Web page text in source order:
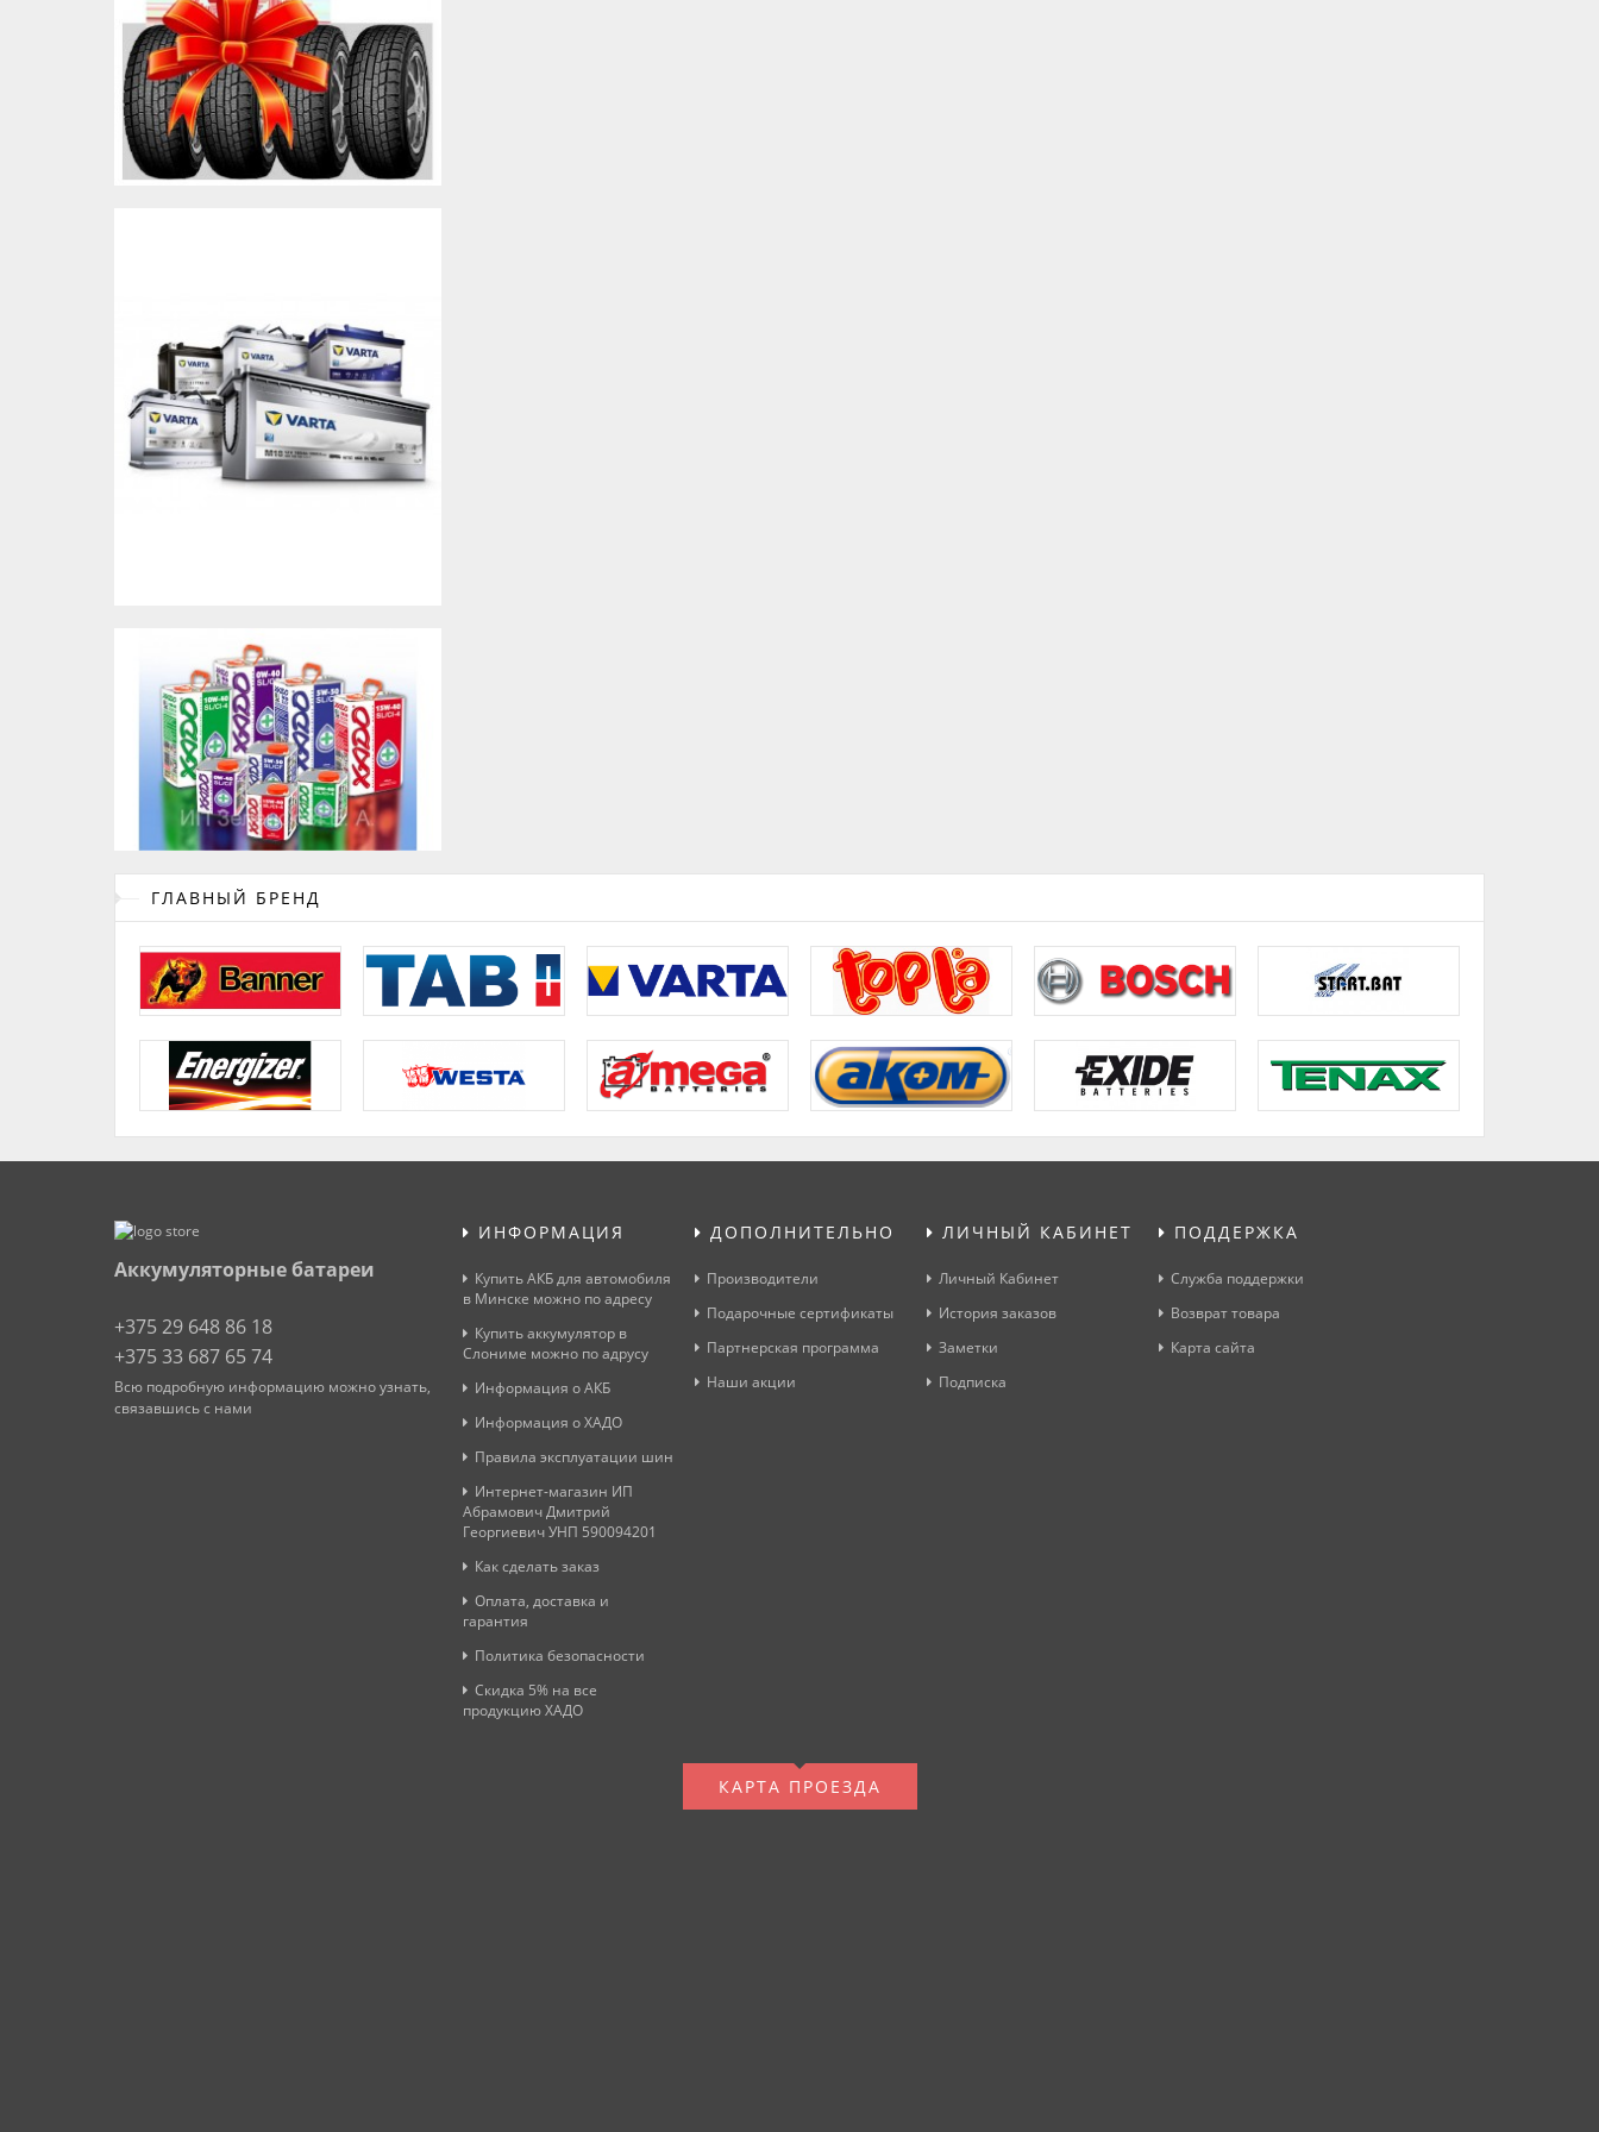
ГЛАВНЫЙ БРЕНД
Аккумуляторные батареи
+375 29 648 86 18
+375 33 687 65 74
Всю подробную информацию можно узнать,
связавшись с нами
ИНФОРМАЦИЯ
Купить АКБ для автомобиля
в Минске можно по адресу
Купить аккумулятор в
Слониме можно по адрусу
Информация о АКБ
Информация о ХАДО
Правила эксплуатации шин
Интернет-магазин ИП
Абрамович Дмитрий
Георгиевич УНП 590094201
Как сделать заказ
Оплата, доставка и
гарантия
Политика безопасности
Скидка 5% на все
продукцию ХАДО
ДОПОЛНИТЕЛЬНО
Производители
Подарочные сертификаты
Партнерская программа
Наши акции
ЛИЧНЫЙ КАБИНЕТ
Личный Кабинет
История заказов
Заметки
Подписка
ПОДДЕРЖКА
Служба поддержки
Возврат товара
Карта сайта
КАРТА ПРОЕЗДА